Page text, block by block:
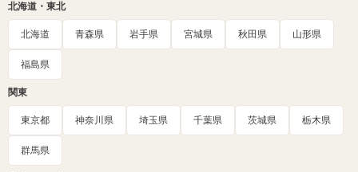
北海道・東北
北海道 青森県 岩手県 宮城県 秋田県 山形県
福島県
関東
東京都 神奈川県 埼玉県 千葉県 茨城県 栃木県
群馬県